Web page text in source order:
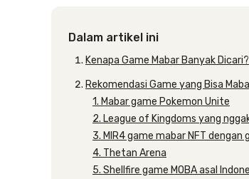
Dalam artikel ini
Kenapa Game Mabar Banyak Dicari?
Rekomendasi Game yang Bisa
1. Mabar game Pokemon Unite
2. League of Kingdoms yang
3. MIR4 game mabar NFT dengan
4. Thetan Arena
5. Shellfire game MOBA asal